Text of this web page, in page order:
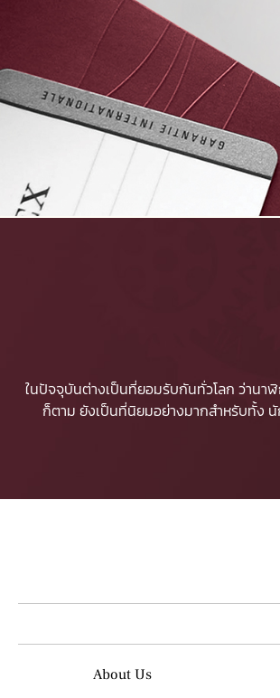
ในปัจจุบันต่างเป็นที่ยอมรับกันทั่วโลก ว่านา
ก็ตาม ยังเป็นที่นิยมอย่างมากสำหรับทั้ง
About Us